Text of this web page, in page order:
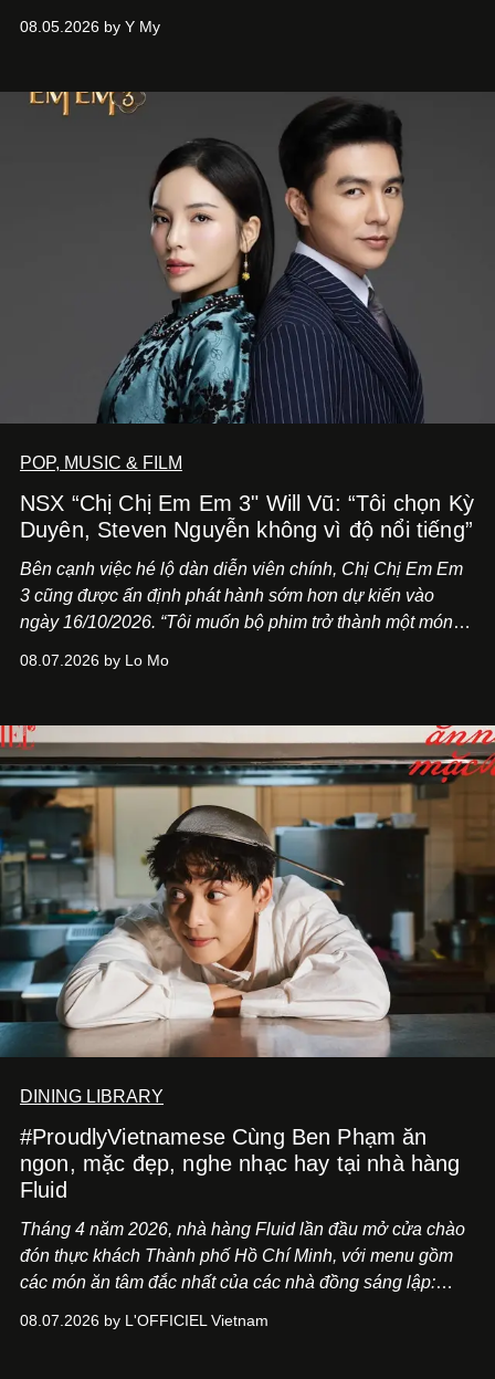
08.05.2026 by Y My
POP, MUSIC & FILM
NSX “Chị Chị Em Em 3" Will Vũ: “Tôi chọn Kỳ
Duyên, Steven Nguyễn không vì độ nổi tiếng”
Bên cạnh việc hé lộ dàn diễn viên chính, Chị Chị Em Em
3 cũng được ấn định phát hành sớm hơn dự kiến vào
ngày 16/10/2026. “Tôi muốn bộ phim trở thành một món
08.07.2026 by Lo Mo
DINING LIBRARY
#ProudlyVietnamese Cùng Ben Phạm ăn
ngon, mặc đẹp, nghe nhạc hay tại nhà hàng
Fluid
Tháng 4 năm 2026, nhà hàng Fluid lần đầu mở cửa chào
đón thực khách Thành phố Hồ Chí Minh, với menu gồm
các món ăn tâm đắc nhất của các nhà đồng sáng lập:
08.07.2026 by L'OFFICIEL Vietnam